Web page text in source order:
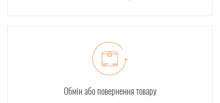
Обмін або повернення товару